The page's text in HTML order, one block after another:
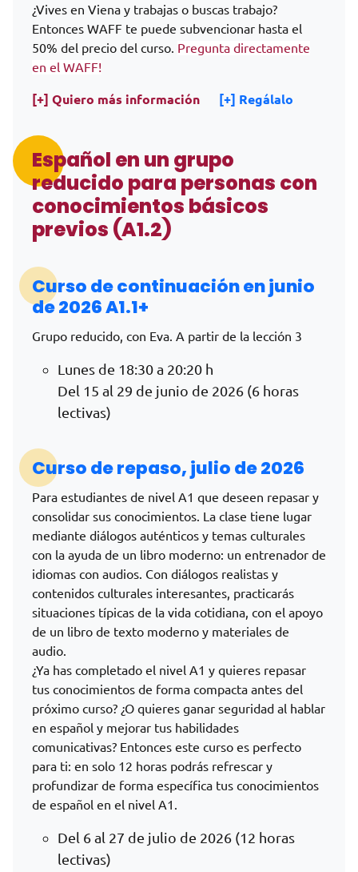
¿Vives en Viena y trabajas o buscas trabajo?
Entonces WAFF te puede subvencionar hasta el
50% del precio del curso. Pregunta directamente
en el WAFF!
[+] Quiero más información [+] Regálalo
Español en un grupo
reducido para personas con
conocimientos básicos
previos (A1.2)
Curso de continuación en junio
de 2026 A1.1+
Grupo reducido, con Eva. A partir de la lección 3
Lunes de 18:30 a 20:20 h
Del 15 al 29 de junio de 2026 (6 horas
lectivas)
Curso de repaso, julio de 2026
Para estudiantes de nivel A1 que deseen repasar y
consolidar sus conocimientos. La clase tiene lugar
mediante diálogos auténticos y temas culturales
con la ayuda de un libro moderno: un entrenador de
idiomas con audios. Con diálogos realistas y
contenidos culturales interesantes, practicarás
situaciones típicas de la vida cotidiana, con el apoyo
de un libro de texto moderno y materiales de
audio.
¿Ya has completado el nivel A1 y quieres repasar
tus conocimientos de forma compacta antes del
próximo curso? ¿O quieres ganar seguridad al hablar
en español y mejorar tus habilidades
comunicativas? Entonces este curso es perfecto
para ti: en solo 12 horas podrás refrescar y
profundizar de forma específica tus conocimientos
de español en el nivel A1.
Del 6 al 27 de julio de 2026 (12 horas
lectivas)